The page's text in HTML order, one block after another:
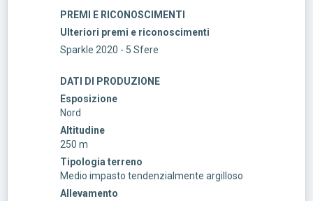
PREMI E RICONOSCIMENTI
Ulteriori premi e riconoscimenti
Sparkle 2020 - 5 Sfere
DATI DI PRODUZIONE
Esposizione
Nord
Altitudine
250 m
Tipologia terreno
Medio impasto tendenzialmente argilloso
Allevamento